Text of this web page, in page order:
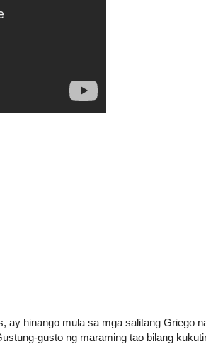
hinango mula sa mga salitang Griego
gusto ng maraming tao bilang